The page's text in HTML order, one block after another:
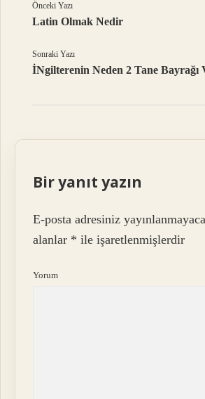
Önceki Yazı
Latin Olmak Nedir
Sonraki Yazı
İNgilterenin Neden 2 Tane Bayrağı
Bir yanıt yazın
E-posta adresiniz
alanlar * ile işaretlenmişlerdir
Yorum